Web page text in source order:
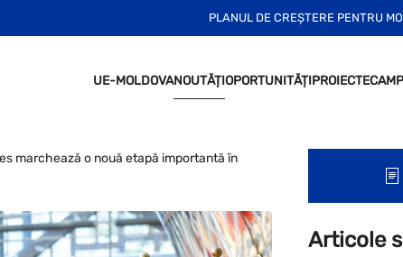
PLANUL DE CREȘTERE PENTRU
UE-MOLDOVANOUTĂȚIOPORTUNITĂȚIPROIECTE
marchează o nouă etapă importantă în
Articole